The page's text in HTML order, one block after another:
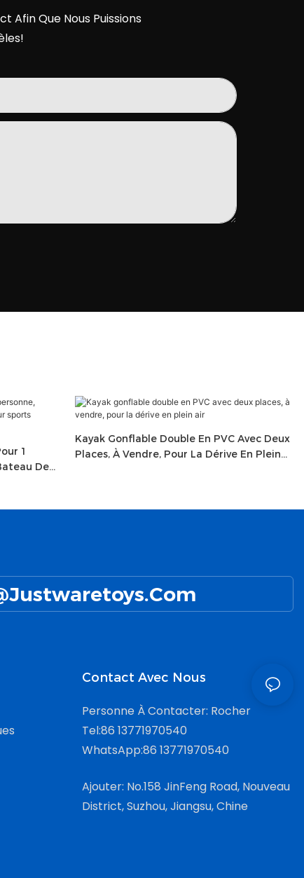
Afin Que Nous Puissions
1
De
Kayak Gonflable Double En PVC Avec Deux
Places, À Vendre, Pour La Dérive En Plein
Contact Avec Nous
Personne À Contacter: Rocher
Tel:86 13771970540
WhatsApp:86 13771970540
Ajouter: No.158 JinFeng Road, Nouveau
District, Suzhou, Jiangsu, Chine